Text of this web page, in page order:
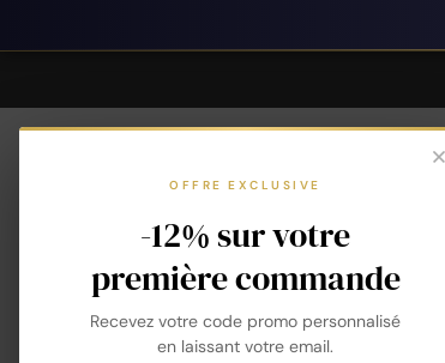
OFFRE EXCLUSIVE
-12% sur votre
première commande
Recevez votre code promo personnalisé
en laissant votre email.